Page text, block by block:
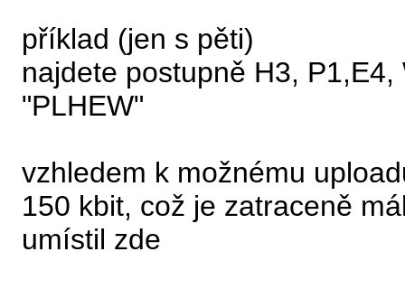
příklad (jen s pěti)
najdete postupně H3,
"PLHEW"
vzhledem k možnému
150 kbit, což je zatraceně
umístil zde